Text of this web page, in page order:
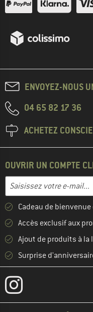
ENVOYEZ-NOUS
04 65 82 17 36
ACHETEZ
OUVRIR UN COMPTE
Adresse e-mail
Entrez votre adresse e-
Cadeau de
Accès exclusif aux
Ajout de produits à la
Surprise